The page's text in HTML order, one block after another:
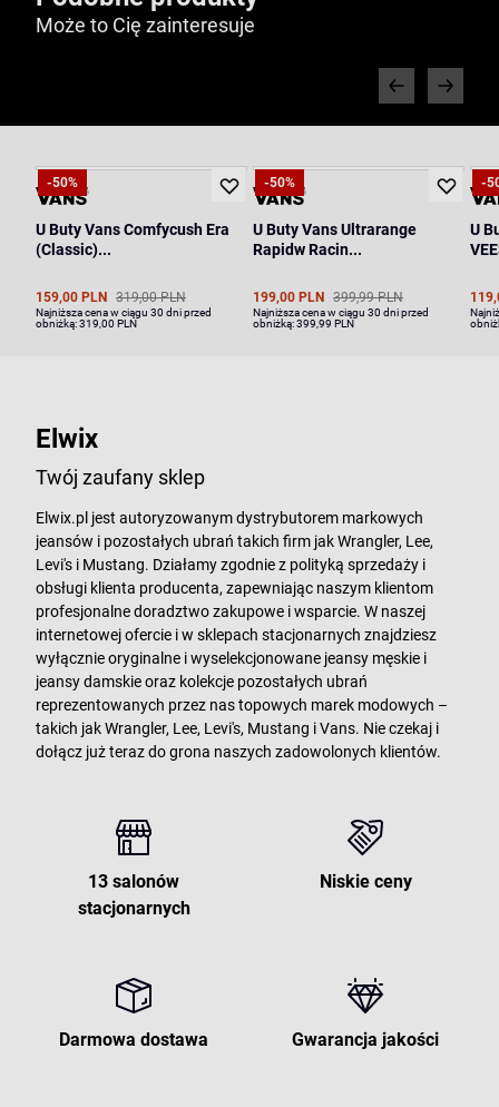
Może to Cię zainteresuje
-50%
U Buty Vans Comfycush Era
(Classic)...
159,00 PLN 319,00 PLN
Najniższa cena w ciągu 30 dni przed
obniżką:319,00 PLN
-50%
U Buty Vans Ultrarange
Rapidw Racin...
199,00 PLN 399,99 PLN
Najniższa cena w ciągu 30 dni przed
obniżką:399,99 PLN
-
U
Elwix
Twój zaufany sklep
Elwix.pl jest autoryzowanym dystrybutorem markowych
jeansów i pozostałych ubrań takich firm jak Wrangler, Lee,
Levi's i Mustang. Działamy zgodnie z polityką sprzedaży i
obsługi klienta producenta, zapewniając naszym klientom
profesjonalne doradztwo zakupowe i wsparcie. W naszej
internetowej ofercie i w sklepach stacjonarnych znajdziesz
wyłącznie oryginalne i wyselekcjonowane jeansy męskie i
jeansy damskie oraz kolekcje pozostałych ubrań
reprezentowanych przez nas topowych marek modowych –
takich jak Wrangler, Lee, Levi's, Mustang i Vans. Nie czekaj i
dołącz już teraz do grona naszych zadowolonych klientów.
13 salonów
stacjonarnych
Niskie ceny
Darmowa dostawa Gwarancja jakości